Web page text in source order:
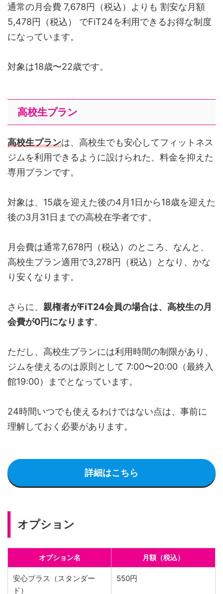
通常の月会費 7,678円（税込）よりも 割安な月額
5,478円（税込） でFiT24を利用できるお得な制度
になっています。
対象は18歳〜22歳です。
高校生プラン
高校生プランは、高校生でも安心してフィットネス
ジムを利用できるように設けられた、料金を抑えた
専用プランです。
対象は、15歳を迎えた後の4月1日から18歳を迎えた
後の3月31日までの高校在学者です。
月会費は通常7,678円（税込）のところ、なんと、
高校生プラン適用で3,278円（税込）となり、かな
り安くなります。
さらに、 親権者がFiT24会員の場合は、高校生の月
会費が0円になります。
ただし、高校生プランには利用時間の制限があり、
ジムを使えるのは原則として 7:00〜20:00（最終入
館19:00）までとなっています。
24時間いつでも使えるわけではない点は、事前に
理解しておく必要があります。
詳細はこちら
オプション
オプション名 月額（税込）
安心プラス（スタンダー
ド）
550円